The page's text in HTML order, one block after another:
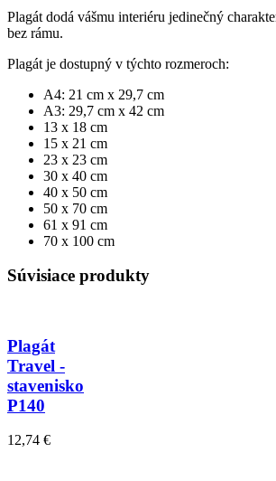
Plagát dodá vášmu interiéru jedinečný
bez rámu.
Plagát je dostupný v týchto rozmeroch:
A4: 21 cm x 29,7 cm
A3: 29,7 cm x 42 cm
13 x 18 cm
15 x 21 cm
23 x 23 cm
30 x 40 cm
40 x 50 cm
50 x 70 cm
61 x 91 cm
70 x 100 cm
Súvisiace produkty
Plagát
Travel -
stavenisko
P140
12,74 €